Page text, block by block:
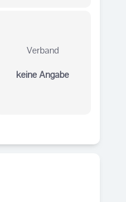
Verband
keine Angabe